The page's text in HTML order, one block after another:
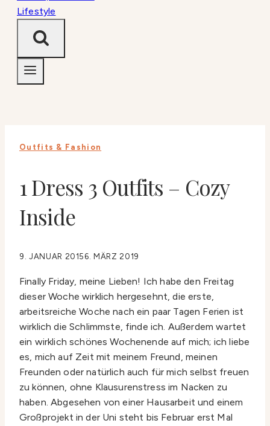
Outfits & Fashion
1 Dress 3 Outfits – Cozy
Inside
9. JANUAR 2015 6. MÄRZ 2019
Finally Friday, meine Lieben! Ich habe den Freitag
dieser Woche wirklich hergesehnt, die erste,
arbeitsreiche Woche nach ein paar Tagen Ferien ist
wirklich die Schlimmste, finde ich. Außerdem wartet
ein wirklich schönes Wochenende auf mich; ich liebe
es, mich auf Zeit mit meinem Freund, meinen
Freunden oder natürlich auch für mich selbst freuen
zu können, ohne Klausurenstress im Nacken zu
haben. Abgesehen von einer Hausarbeit und einem
Großprojekt in der Uni steht bis Februar erst Mal